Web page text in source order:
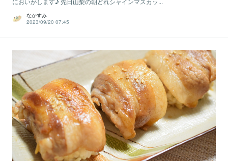
なかすみ
2023/09/20 07:45